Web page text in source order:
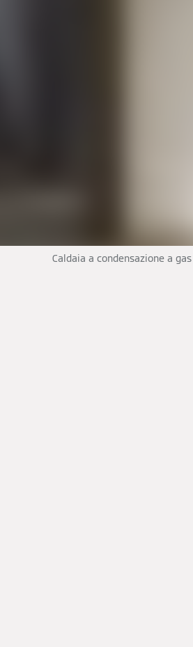
Caldaia a condensazione a